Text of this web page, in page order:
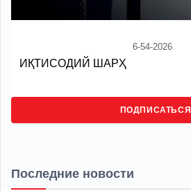
6-54-2026
ИҚТИСОДИЙ ШАРҲ
ПОДПИСАТЬСЯ
Последние новости